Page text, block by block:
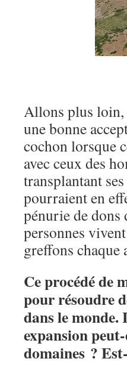
Allons plus loin,
une bonne
cochon lorsque
avec ceux des
transplantant
pourraient en
pénurie de dons
personnes
greffons chaque
Ce procédé de
pour résoudre
dans le monde.
expansion
domaines ?